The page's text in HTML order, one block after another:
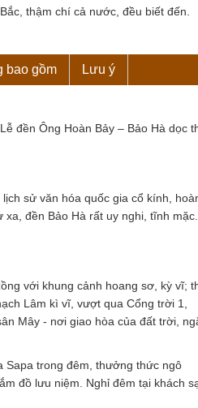
thậm chí cả nước, đều biết đến.
bao gồm Lưu ý
đền Ông Hoàn Bảy – Bảo Hà dọc
sử văn hóa quốc gia cổ kính,
đền Bảo Hà rất uy nghi, tĩnh mặc.
với khung cảnh hoang sơ, kỳ vĩ;
Lâm kì vĩ, vượt qua Cổng trời 1,
Mây - nơi giao hòa của đất trời,
Sapa trong đêm, thưởng thức ngô
đồ lưu niệm. Nghỉ đêm tại khách